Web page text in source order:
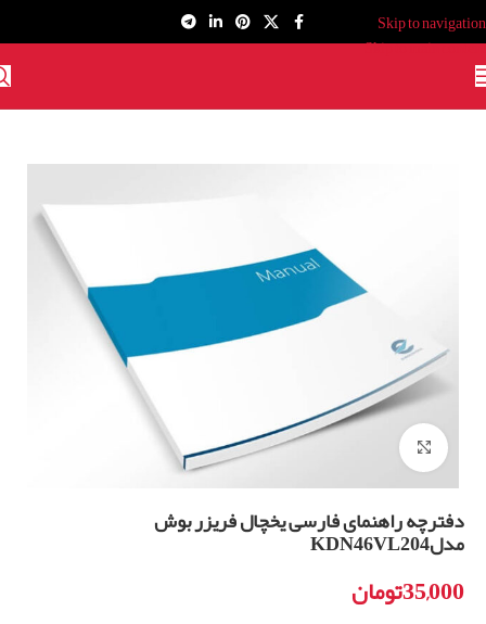
Skip to navigation
Skip to main content
برای بزرگنمایی کلیک کنید
دفترچه راهنمای فارسی یخچال فریزر بوش
مدلKDN46VL204
35,000تومان